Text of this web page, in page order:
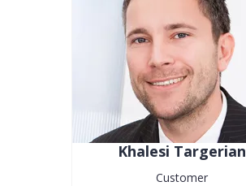
Khalesi Targerian
Customer